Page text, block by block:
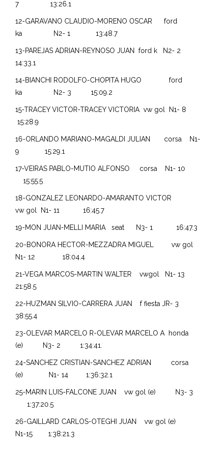
7 13:26.1
12-GARAVANO CLAUDIO-MORENO OSCAR ford
ka N2- 1 13:48.7
13-PAREJAS ADRIAN-REYNOSO JUAN ford k N2- 2
14:33.1
14-BIANCHI RODOLFO-CHOPITA HUGO ford
ka N2- 3 15:09.2
15-TRACEY VICTOR-TRACEY VICTORIA vw gol N1- 8
15:28.9
16-ORLANDO MARIANO-MAGALDI JULIAN corsa N1-
9 15:29.1
17-VEIRAS PABLO-MUTIO ALFONSO corsa N1- 10
15:55.5
18-GONZALEZ LEONARDO-AMARANTO VICTOR
vw gol N1- 11 16:45.7
19-MON JUAN-MELLI MARIA seat N3- 1 16:47.3
20-BONORA HECTOR-MEZZADRA MIGUEL vw gol
N1- 12 18:04.4
21-VEGA MARCOS-MARTIN WALTER vwgol N1- 13
21:58.5
22-HUZMAN SILVIO-CARRERA JUAN f fiesta JR- 3
38:55.4
23-OLEVAR MARCELO R-OLEVAR MARCELO A honda
(e) N3- 2 1:34:41.
24-SANCHEZ CRISTIAN-SANCHEZ ADRIAN corsa
(e) N1- 14 1:36:32.1
25-MARIN LUIS-FALCONE JUAN vw gol (e) N3- 3
1:37:20.5
26-GAILLARD CARLOS-OTEGHI JUAN vw gol (e)
N1-15 1:38:21.3